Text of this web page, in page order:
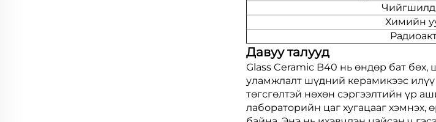
Чийгшилд
Химийн
Давуу талууд
Glass Ceramic B40 нь өндөр бат
уламжлалт шүдний керамикээс
төгсгөлтэй нөхөн сэргээлтийн үр
лабораторийн цаг хугацааг хэмнэх,